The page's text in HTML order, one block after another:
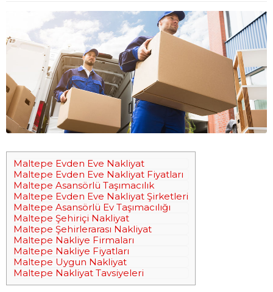
Maltepe Evden Eve Nakliyat
Maltepe Evden Eve Nakliyat Fiyatları
Maltepe Asansörlü Taşımacılık
Maltepe Evden Eve Nakliyat Şirketleri
Maltepe Asansörlü Ev Taşımacılığı
Maltepe Şehiriçi Nakliyat
Maltepe Şehirlerarası Nakliyat
Maltepe Nakliye Firmaları
Maltepe Nakliye Fiyatları
Maltepe Uygun Nakliyat
Maltepe Nakliyat Tavsiyeleri